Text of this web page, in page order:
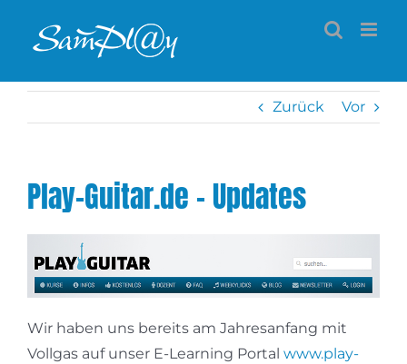
Inhalt
Zurück Vor
Play-Guitar.de – Updates
Wir haben uns bereits am Jahresanfang mit
Vollgas auf unser E-Learning Portal www.play-